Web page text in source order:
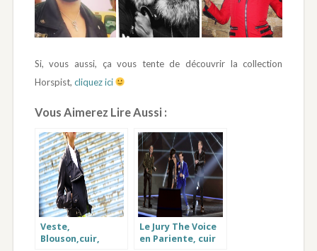
Si, vous aussi, ça vous tente de découvrir la collection
Horspist, cliquez ici
Vous Aimerez Lire Aussi :
Veste,
Blouson,cuir,
Le Jury The Voice
en Pariente, cuir